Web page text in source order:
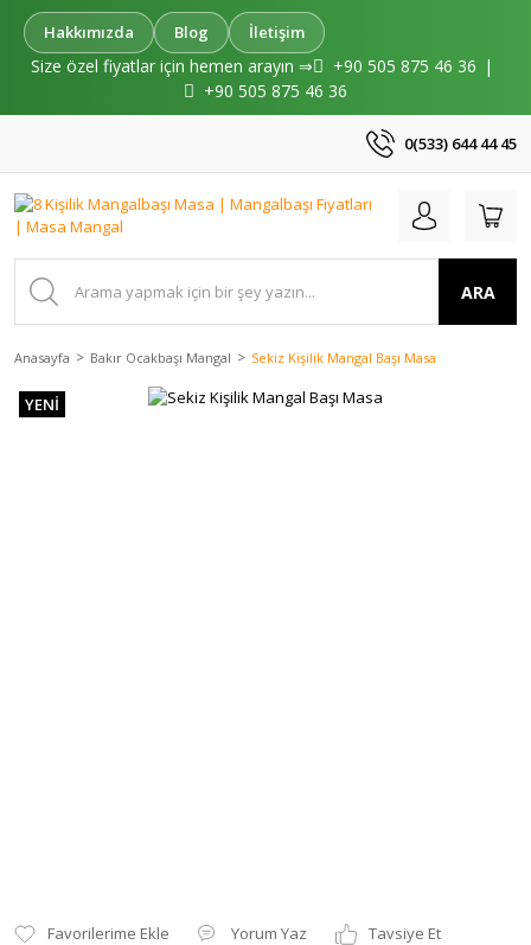
Hakkımızda Blog İletişim
Size özel fiyatlar için hemen arayın ⇒ +90 505 875 46 36 |
+90 505 875 46 36
0(533) 644 44 45
ARA
Anasayfa Bakır Ocakbaşı Mangal Sekiz Kişilik Mangal Başı Masa
YENİ
Yorum Yaz
Tavsiye Et